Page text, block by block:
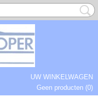
UW WINKELWAGEN
Geen producten (0)